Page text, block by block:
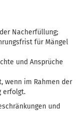
Nacherfüllung;
für Mängel
und Ansprüche
wenn im Rahmen der
erfolgt.
und